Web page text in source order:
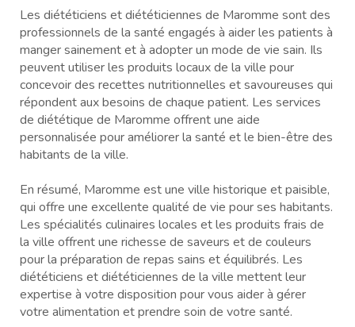
Les diététiciens et diététiciennes de Maromme sont des
professionnels de la santé engagés à aider les patients à
manger sainement et à adopter un mode de vie sain. Ils
peuvent utiliser les produits locaux de la ville pour
concevoir des recettes nutritionnelles et savoureuses qui
répondent aux besoins de chaque patient. Les services
de diététique de Maromme offrent une aide
personnalisée pour améliorer la santé et le bien-être des
habitants de la ville.
En résumé, Maromme est une ville historique et paisible,
qui offre une excellente qualité de vie pour ses habitants.
Les spécialités culinaires locales et les produits frais de
la ville offrent une richesse de saveurs et de couleurs
pour la préparation de repas sains et équilibrés. Les
diététiciens et diététiciennes de la ville mettent leur
expertise à votre disposition pour vous aider à gérer
votre alimentation et prendre soin de votre santé.